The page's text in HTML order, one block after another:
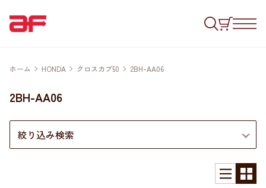
ホーム HONDA クロスカブ50 2BH-AA06
2BH-AA06
絞り込み検索